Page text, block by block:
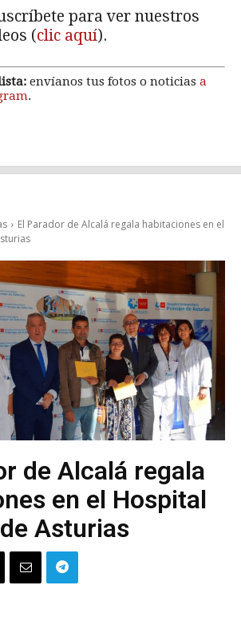
para ver nuestros
(clic aquí).
envíanos tus fotos o noticias a
.